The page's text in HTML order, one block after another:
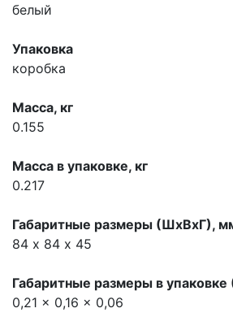
белый
Упаковка
коробка
Масса, кг
0.155
Масса в упаковке, кг
0.217
Габаритные размеры (ШхВхГ),
84 х 84 х 45
Габаритные размеры в
0,21 x 0,16 x 0,06